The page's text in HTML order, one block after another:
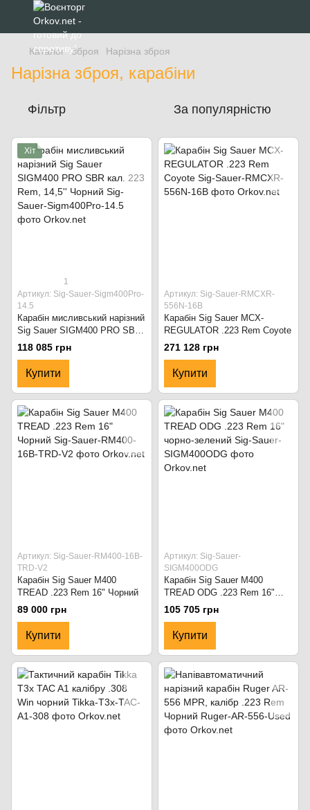
Каталог Зброя Нарізна зброя
Нарізна зброя, карабіни
Фільтр За популярністю
Хіт
1
Артикул: Sig-Sauer-Sigm400Pro-
14.5
Карабін мисливський нарізний
Sig Sauer SIGM400 PRO SBR
кал. 223 Rem, 14,5'' Чорний
118 085 грн
Купити
Артикул: Sig-Sauer-RMCXR-
556N-16B
Карабін Sig Sauer MCX-
REGULATOR .223 Rem Coyote
271 128 грн
Купити
Артикул: Sig-Sauer-RM400-16B-
TRD-V2
Карабін Sig Sauer M400
TREAD .223 Rem 16" Чорний
89 000 грн
Купити
Артикул: Sig-Sauer-
SIGM400ODG
Карабін Sig Sauer M400
TREAD ODG .223 Rem 16"
чорно-зелений
105 705 грн
Купити